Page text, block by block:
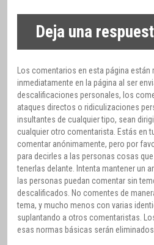
Deja una
Los comentarios en esta página
inmediatamente en la página al ser
descalificaciones personales, los
ataques directos o ridiculizaciones
insultantes de cualquier tipo, sean
cualquier otro comentarista. Estás en
comentar anónimamente, pero por
para decirles a las personas cosas
tenerlas delante. Intenta mantener un
las personas puedan comentar sin
descalificados. No comentes de
tema, y mucho menos con varias
suplantando a otros comentaristas.
esas normas básicas serán eliminados.